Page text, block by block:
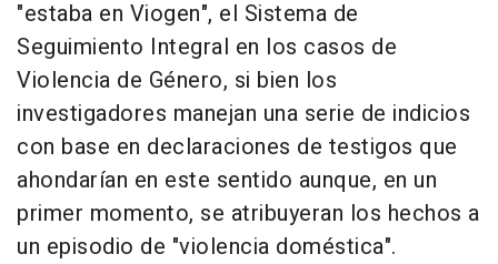
"estaba en Viogen", el Sistema de
Seguimiento Integral en los casos de
Violencia de Género, si bien los
investigadores manejan una serie de indicios
con base en declaraciones de testigos que
ahondarían en este sentido aunque, en un
primer momento, se atribuyeran los hechos a
un episodio de "violencia doméstica".